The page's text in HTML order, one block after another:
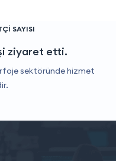
SAYISI
ziyaret etti.
sektöründe hizmet